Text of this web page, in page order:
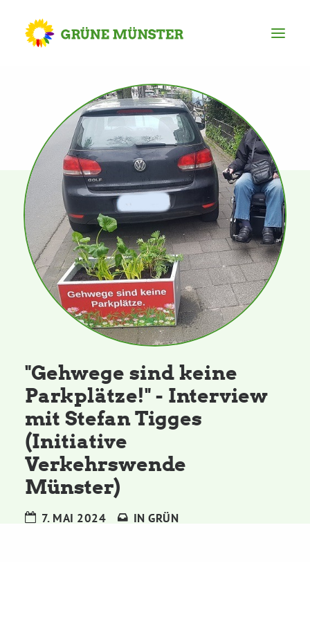
Partei
Kreisvorstand
Kreisgeschäftsstelle
Mitgliederversammlung
Ortsverbände
Kommissionen
Grünes Zentrum
Personen
Sylvia Rietenberg, MdB
Dorothea Deppermann, MdL
"Gehwege sind keine
Parkplätze!" - Interview
mit Stefan Tigges
(Initiative
Verkehrswende
Münster)
7. MAI 2024 IN GRÜN